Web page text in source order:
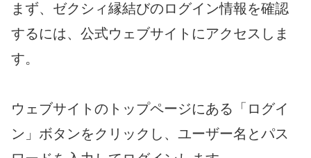
まず、ゼクシィ縁結びのログイン情報を確認
するには、公式ウェブサイトにアクセスしま
す。
ウェブサイトのトップページにある「ログイ
ン」ボタンをクリックし、ユーザー名とパス